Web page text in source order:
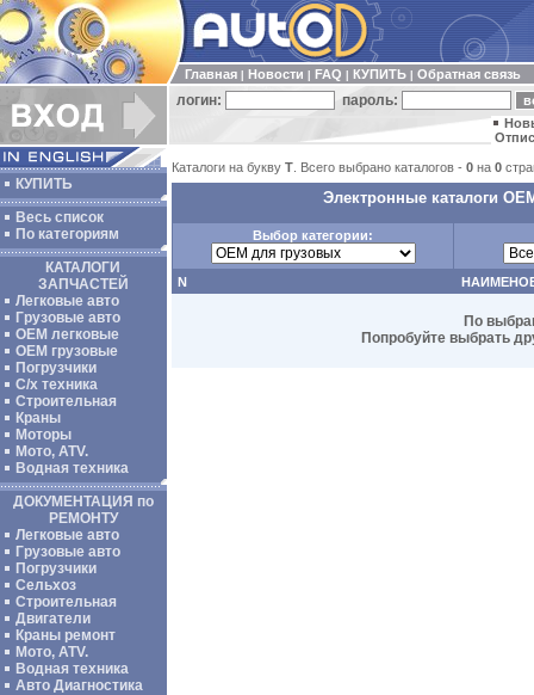
Главная Новости FAQ КУПИТЬ Обратная связь
логин: пароль:
КУПИТЬ
Весь список
По категориям
КАТАЛОГИ
ЗАПЧАСТЕЙ
Легковые авто
Грузовые авто
ОЕМ легковые
OEM грузовые
Погрузчики
С/х техника
Строительная
Краны
Моторы
Мото, ATV.
Водная техника
ДОКУМЕНТАЦИЯ по
РЕМОНТУ
Легковые авто
Грузовые авто
Погрузчики
Сельхоз
Строительная
Двигатели
Краны ремонт
Мото, ATV.
Водная техника
Авто Диагностика
Каталоги на букву Т . Всего выбрано каталогов - 0 на 0
Электронные каталоги
Выбор категории:
N
По
Попробуйте выбрать